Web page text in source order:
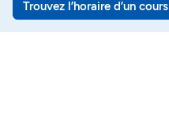
Trouvez l’horaire d’un cours